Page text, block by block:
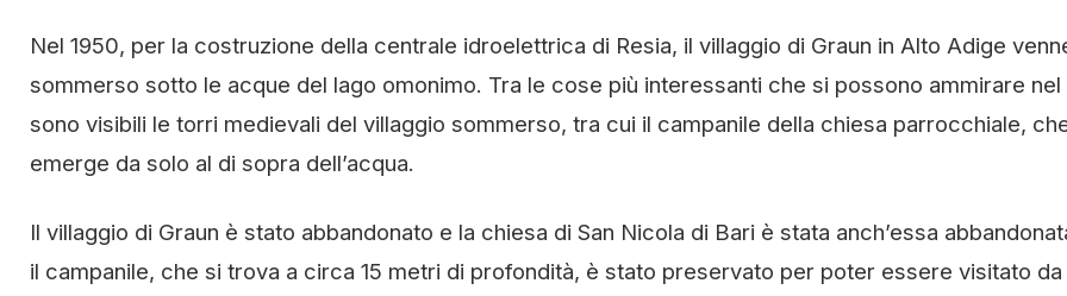
Nel 1950, per la costruzione della centrale idroelettrica di Resia, il villaggio di Graun in Alto Adige
sommerso sotto le acque del lago omonimo. Tra le cose più interessanti che si possono ammirare nel
sono visibili le torri medievali del villaggio sommerso, tra cui il campanile della chiesa parrocchiale,
emerge da solo al di sopra dell’acqua.
Il villaggio di Graun è stato abbandonato e la chiesa di San Nicola di Bari è stata anch’essa
il campanile, che si trova a circa 15 metri di profondità, è stato preservato per poter essere visitato da